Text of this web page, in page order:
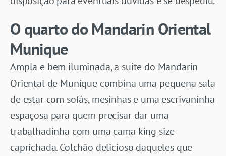
O quarto do Mandarin Oriental
Munique
Ampla e bem iluminada, a suite do Mandarin
Oriental de Munique combina uma pequena sala
de estar com sofás, mesinhas e uma escrivaninha
espaçosa para quem precisar dar uma
trabalhadinha com uma cama king size
caprichada. Colchão delicioso daqueles que